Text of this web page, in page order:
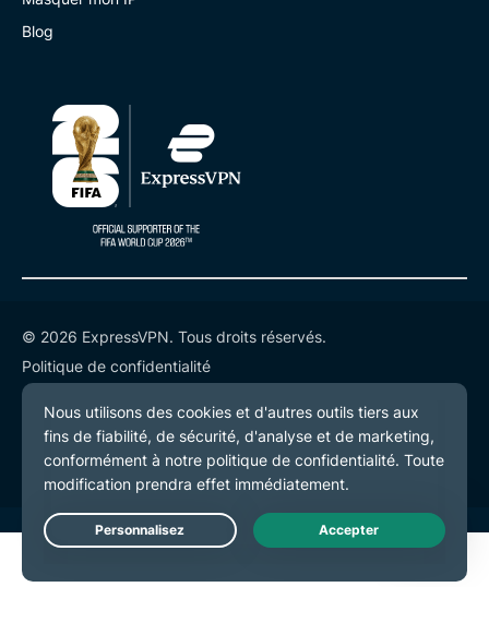
Blog
© 2026 ExpressVPN. Tous droits réservés.
Politique de confidentialité
Conditions de service
Préférences de cookies
Live Chat